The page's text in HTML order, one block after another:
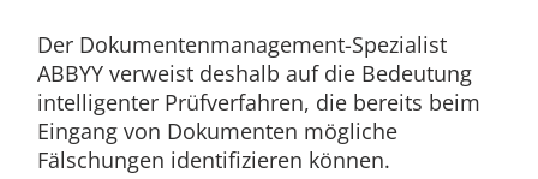
Der Dokumentenmanagement-Spezialist
ABBYY verweist deshalb auf die Bedeutung
intelligenter Prüfverfahren, die bereits beim
Eingang von Dokumenten mögliche
Fälschungen identifizieren können.